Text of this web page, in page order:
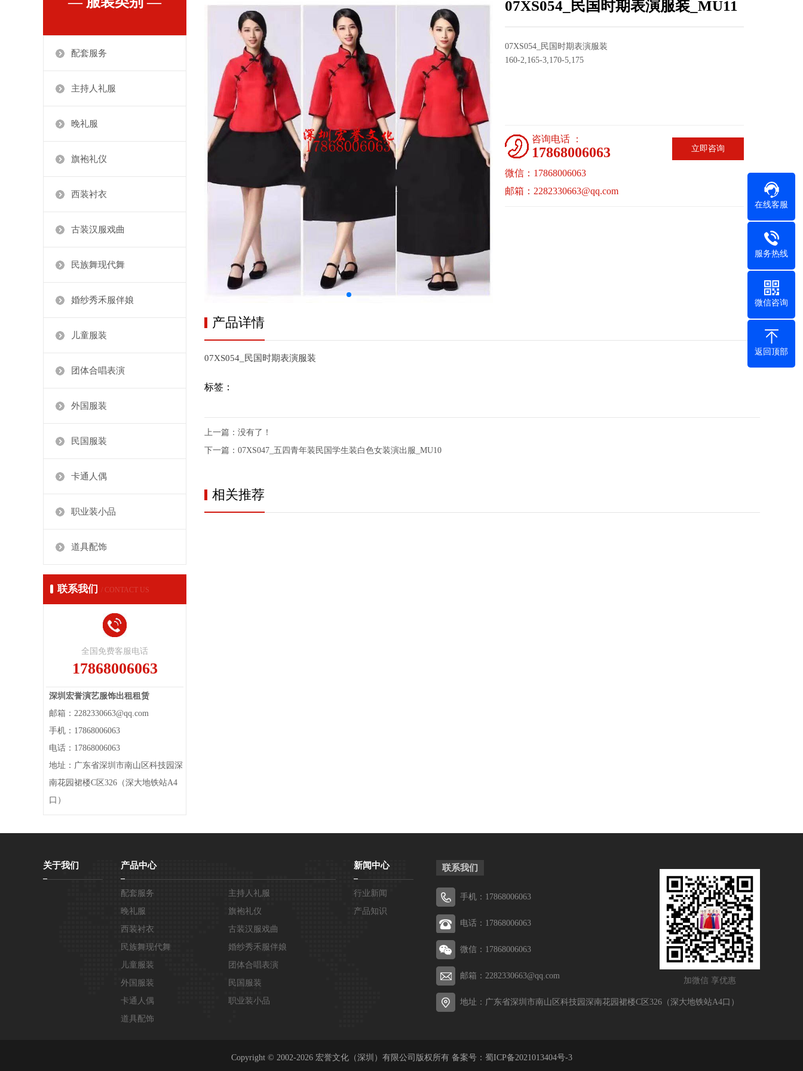
配套服务
主持人礼服
晚礼服
旗袍礼仪
西装衬衣
古装汉服戏曲
民族舞现代舞
婚纱秀禾服伴娘
儿童服装
团体合唱表演
外国服装
民国服装
卡通人偶
职业装小品
道具配饰
联系我们 / CONTACT US
全国免费客服电话
17868006063
深圳宏誉演艺服饰出租租赁
邮箱：2282330663@qq.com
手机：17868006063
电话：17868006063
地址：广东省深圳市南山区科技园深
南花园裙楼C区326（深大地铁站A4
口）
07XS054_民国时期表演服装_MU11
07XS054_民国时期表演服装
160-2,165-3,170-5,175
立即咨询
咨询电话 ：
17868006063
微信：17868006063
邮箱：2282330663@qq.com
产品详情
07XS054_民国时期表演服装
标签：
上一篇：没有了！
下一篇： 07XS047_五四青年装民国学生装白色女装演出服_MU10
相关推荐
关于我们 产品中心
配套服务
主持人礼服
晚礼服
旗袍礼仪
西装衬衣
古装汉服戏曲
民族舞现代舞
婚纱秀禾服伴娘
儿童服装
团体合唱表演
外国服装
民国服装
卡通人偶
职业装小品
道具配饰
新闻中心
行业新闻
产品知识
加微信 享优惠
联系我们
手机：17868006063
电话：17868006063
微信：17868006063
邮箱：2282330663@qq.com
地址：广东省深圳市南山区科技园深南花园裙楼C区326（深大地铁站A4口）
Copyright © 2002-2026 宏誉文化（深圳）有限公司版权所有 备案号： 蜀ICP备2021013404号-3
在线客服
服务热线
微信咨询
返回顶部